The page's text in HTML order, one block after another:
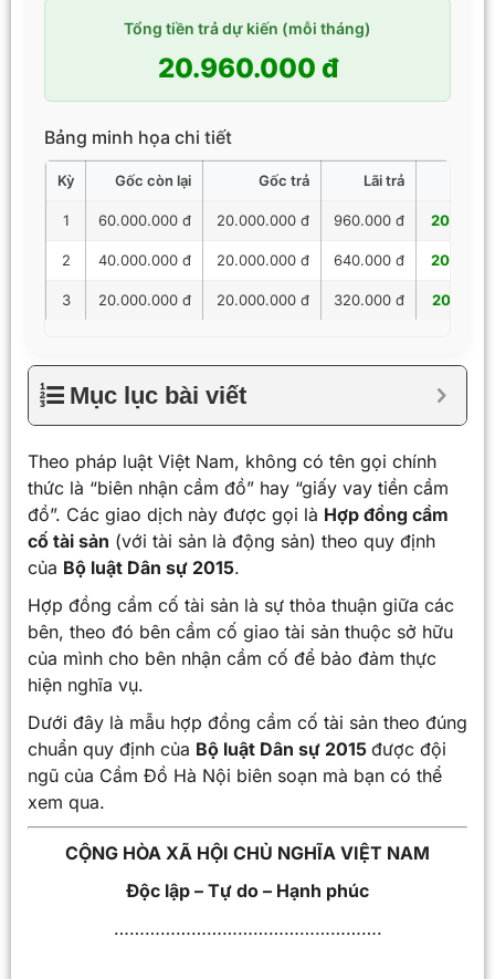
Tổng tiền trả dự kiến (mỗi tháng)
20.960.000 đ
Bảng minh họa chi tiết
Kỳ Gốc còn lại Gốc trả Lãi trả
1 60.000.000 đ 20.000.000 đ 960.000 đ
2 40.000.000 đ 20.000.000 đ 640.000 đ
3 20.000.000 đ 20.000.000 đ 320.000 đ
Mục lục bài viết
Theo pháp luật Việt Nam, không có tên gọi chính
thức là “biên nhận cầm đồ” hay “giấy vay tiền cầm
đồ”. Các giao dịch này được gọi là Hợp đồng cầm
cố tài sản (với tài sản là động sản) theo quy định
của Bộ luật Dân sự 2015.
Hợp đồng cầm cố tài sản là sự thỏa thuận giữa các
bên, theo đó bên cầm cố giao tài sản thuộc sở hữu
của mình cho bên nhận cầm cố để bảo đảm thực
hiện nghĩa vụ.
Dưới đây là mẫu hợp đồng cầm cố tài sản theo đúng
chuẩn quy định của Bộ luật Dân sự 2015 được đội
ngũ của Cầm Đồ Hà Nội biên soạn mà bạn có thể
xem qua.
CỘNG HÒA XÃ HỘI CHỦ NGHĨA VIỆT NAM
Độc lập – Tự do – Hạnh phúc
…………………………………………….